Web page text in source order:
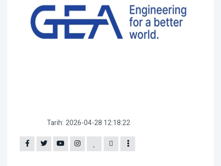
Tarih: 2026-04-28 12:18:22